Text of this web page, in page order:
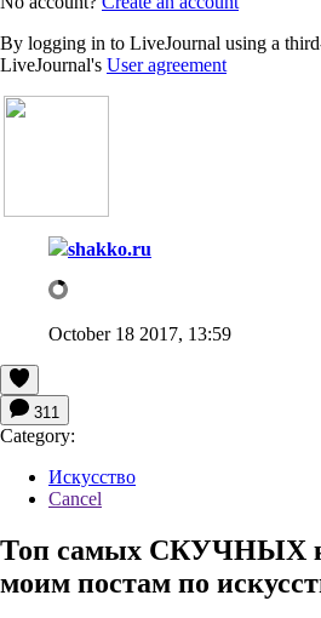
By logging in to LiveJournal using a
LiveJournal's User agreement
shakko.ru
October 18 2017, 13:59
311
Category:
Искусство
Cancel
Топ самых СКУЧНЫХ
моим постам по